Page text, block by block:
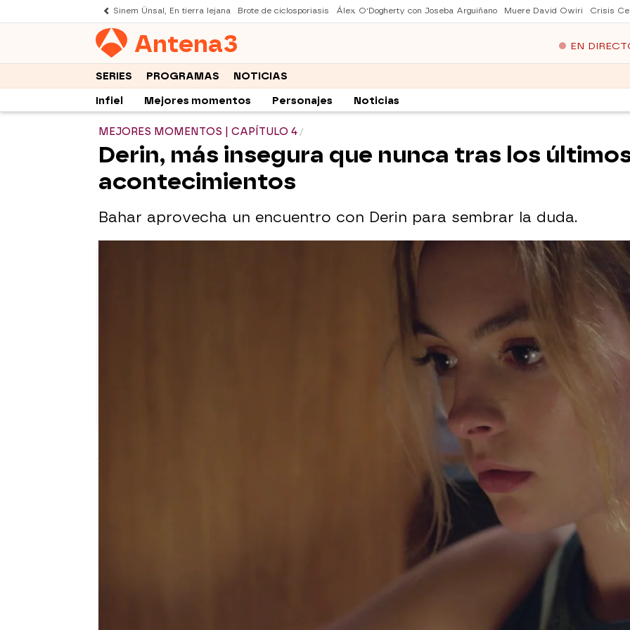
Sinem Ünsal, En tierra lejana Brote de ciclosporiasis Álex O'Dogherty con Joseba Arguiñano Muere David Owiri Crisis
Antena3 EN
SERIES PROGRAMAS NOTICIAS
Infiel Mejores momentos Personajes Noticias
MEJORES MOMENTOS | CAPÍTULO 4
Derin, más insegura que nunca tras los
acontecimientos
Bahar aprovecha un encuentro con Derin para sembrar la duda.
WhatsappFacebook
Una falsa amiga que juega a dos bandas. Bahar se muestra
muy cariñosa con Asya e incluso le anima para que cuente con
Pero cuando Derya le confiesa que Asya lo sabe todo, la